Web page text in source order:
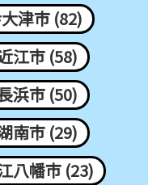
津市 (82)
江市 (58)
浜市 (50)
南市 (29)
八幡市 (23)